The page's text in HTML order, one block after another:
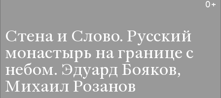
0+
Стена и Слово. Русский
монастырь на границе с
небом. Эдуард Бояков,
Михаил Розанов